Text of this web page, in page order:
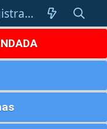
Registrarse